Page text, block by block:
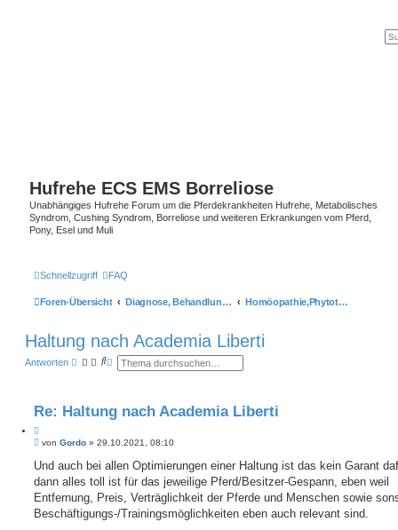
Hufrehe ECS EMS Borreliose
Unabhängiges Hufrehe Forum um die Pferdekrankheiten Hufrehe, Metabolisches
Syndrom, Cushing Syndrom, Borreliose und weiteren Erkrankungen vom Pferd,
Pony, Esel und Muli
Schnellzugriff FAQ
Foren-Übersicht Diagnose, Behandlungsmöglichkeiten, Hufbearbeitung, Blutparameter Homöopathie,Phytotherapie und biologische Unterstützungsmöglichkeiten
Haltung nach Academia Liberti
Antworten
S E
t
e
t
S
c
h
Re: Haltung nach Academia Liberti
i
e
r
e
n
B
r
a
von Gordo » 29.10.2021, 08:10
Und auch bei allen Optimierungen einer Haltung ist das kein Garant
dann alles toll ist für das jeweilige Pferd/Besitzer-Gespann, eben weil
Entfernung, Preis, Verträglichkeit der Pferde und Menschen sowie
Beschäftigungs-/Trainingsmöglichkeiten eben auch relevant sind.